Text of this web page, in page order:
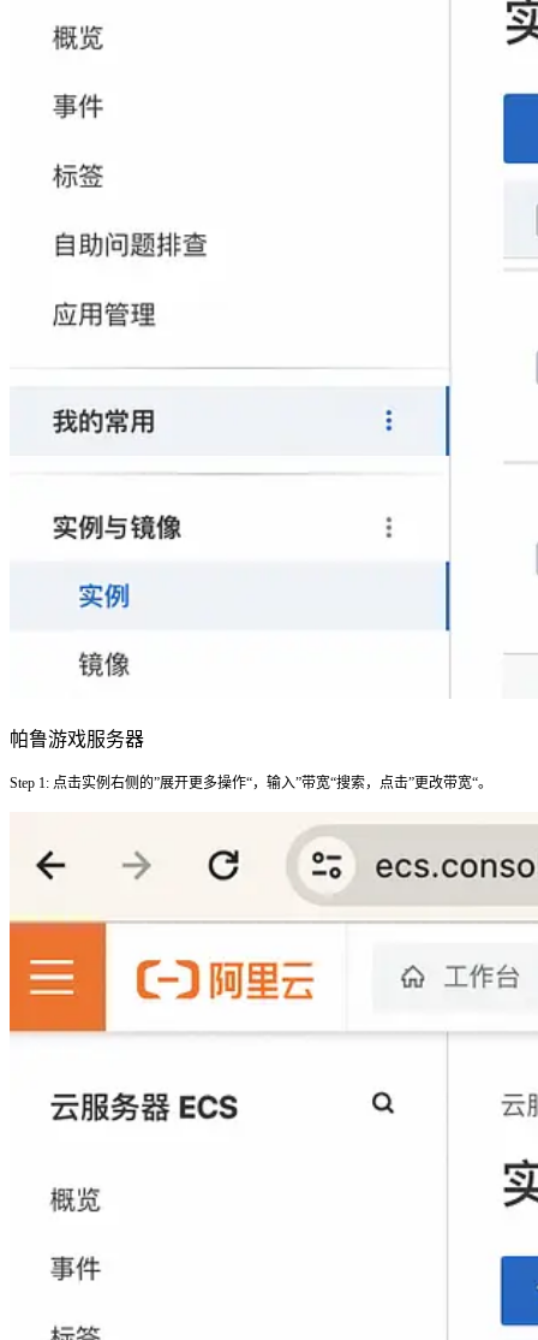
帕鲁游戏服务器
Step 1: 点击实例右侧的”展开更多操作“，输入”带宽“搜索，点击”更改带宽“。